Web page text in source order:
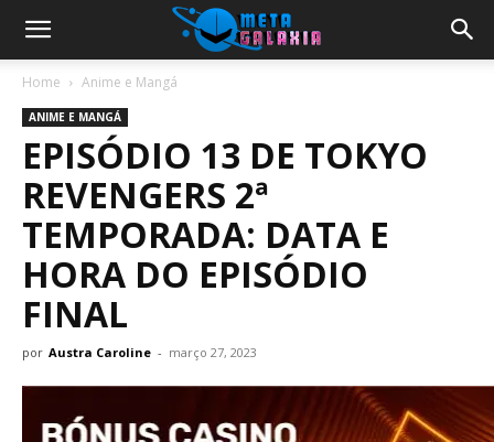
Home Anime e Mangá
ANIME E MANGÁ
EPISÓDIO 13 DE TOKYO
REVENGERS 2ª
TEMPORADA: DATA E
HORA DO EPISÓDIO
FINAL
por Austra Caroline - março 27, 2023